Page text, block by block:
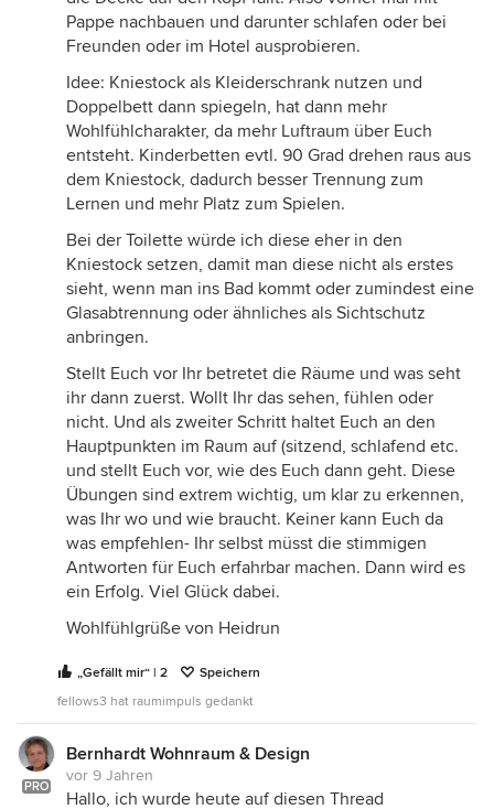
Pappe nachbauen und darunter schlafen oder bei
Freunden oder im Hotel ausprobieren.
Idee: Kniestock als Kleiderschrank nutzen und
Doppelbett dann spiegeln, hat dann mehr
Wohlfühlcharakter, da mehr Luftraum über Euch
entsteht. Kinderbetten evtl. 90 Grad drehen raus aus
dem Kniestock, dadurch besser Trennung zum
Lernen und mehr Platz zum Spielen.
Bei der Toilette würde ich diese eher in den
Kniestock setzen, damit man diese nicht als erstes
sieht, wenn man ins Bad kommt oder zumindest eine
Glasabtrennung oder ähnliches als Sichtschutz
anbringen.
Stellt Euch vor Ihr betretet die Räume und was seht
ihr dann zuerst. Wollt Ihr das sehen, fühlen oder
nicht. Und als zweiter Schritt haltet Euch an den
Hauptpunkten im Raum auf (sitzend, schlafend etc.
und stellt Euch vor, wie des Euch dann geht. Diese
Übungen sind extrem wichtig, um klar zu erkennen,
was Ihr wo und wie braucht. Keiner kann Euch da
was empfehlen- Ihr selbst müsst die stimmigen
Antworten für Euch erfahrbar machen. Dann wird es
ein Erfolg. Viel Glück dabei.
Wohlfühlgrüße von Heidrun
„Gefällt mir“ | 2
Speichern
fellows3 hat raumimpuls gedankt
PRO
Bernhardt Wohnraum & Design
vor 9 Jahren
Hallo, ich wurde heute auf diesen Thread